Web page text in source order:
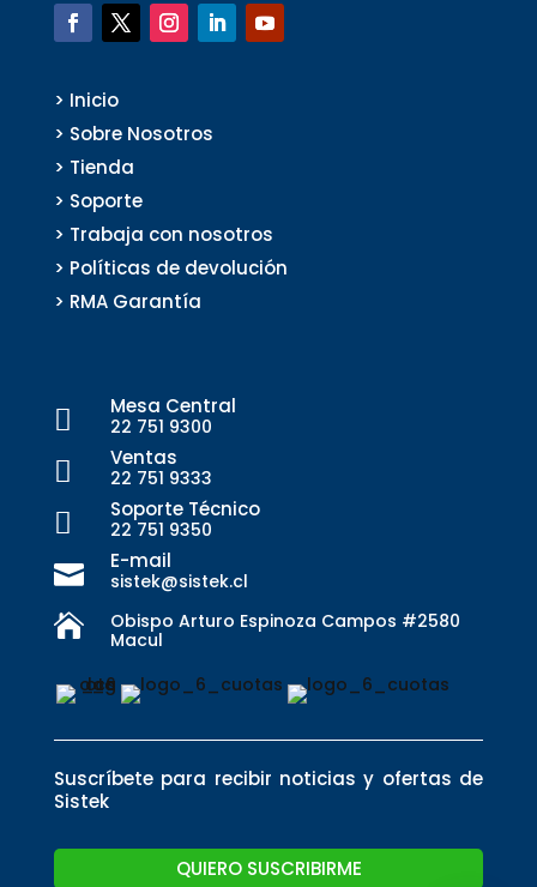
> Inicio
> Sobre Nosotros
> Tienda
> Soporte
> Trabaja con nosotros
> Políticas de devolución
> RMA Garantía
 Mesa Central
22 751 9300
 Ventas
22 751 9333
 Soporte Técnico
22 751 9350
 E-mail
sistek@sistek.cl

Obispo Arturo Espinoza Campos #2580
Macul
Suscríbete para recibir noticias y ofertas de
Sistek
QUIERO SUSCRIBIRME